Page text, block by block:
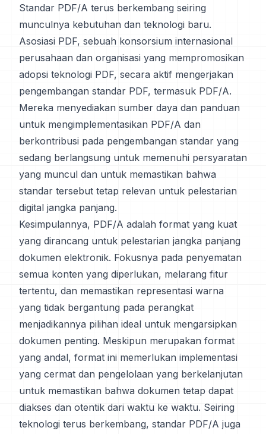
Standar PDF/A terus berkembang seiring
munculnya kebutuhan dan teknologi baru.
Asosiasi PDF, sebuah konsorsium internasional
perusahaan dan organisasi yang mempromosikan
adopsi teknologi PDF, secara aktif mengerjakan
pengembangan standar PDF, termasuk PDF/A.
Mereka menyediakan sumber daya dan panduan
untuk mengimplementasikan PDF/A dan
berkontribusi pada pengembangan standar yang
sedang berlangsung untuk memenuhi persyaratan
yang muncul dan untuk memastikan bahwa
standar tersebut tetap relevan untuk pelestarian
digital jangka panjang.
Kesimpulannya, PDF/A adalah format yang kuat
yang dirancang untuk pelestarian jangka panjang
dokumen elektronik. Fokusnya pada penyematan
semua konten yang diperlukan, melarang fitur
tertentu, dan memastikan representasi warna
yang tidak bergantung pada perangkat
menjadikannya pilihan ideal untuk mengarsipkan
dokumen penting. Meskipun merupakan format
yang andal, format ini memerlukan implementasi
yang cermat dan pengelolaan yang berkelanjutan
untuk memastikan bahwa dokumen tetap dapat
diakses dan otentik dari waktu ke waktu. Seiring
teknologi terus berkembang, standar PDF/A juga